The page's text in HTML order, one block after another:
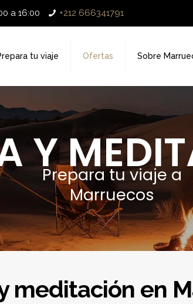
a 16:00 +212 666341791
tu viaje Ofertas Sobre
Prepara tu viaje a
Marruecos
Y
meditación en